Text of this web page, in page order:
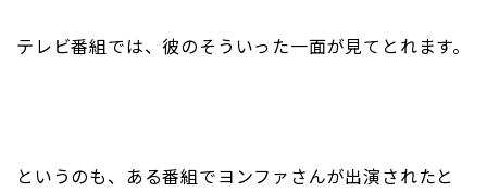
テレビ番組では、彼のそういった一面が見てとれます。
というのも、ある番組でヨンファさんが出演されたと